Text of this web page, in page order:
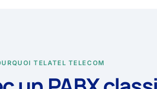
TELATEL TELECOM